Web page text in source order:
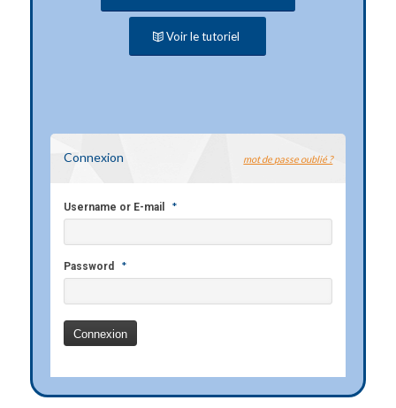
Voir le tutoriel
Connexion mot de passe oublié ?
Username or E-mail *
Password *